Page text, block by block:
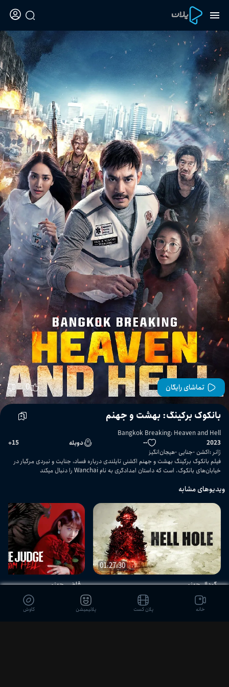
تماشای رایگان 0
بانکوک برکینگ: بهشت و جهنم
Bangkok Breaking: Heaven and Hell
2023
-- دوبله 15
+
ژانر :اکشن جنایی هیجان‌انگیز
فیلم بانکوک برکینگ بهشت و جهنم اکشنی تایلندی درباره فساد، جنایت و نبردی مرگبار در
خیابان‌های بانکوک. است که داستان امدادگری به نام Wanchai را دنبال میکند
ویدیوهای مشابه
01:27:30
گودال جهنمی قاضی جهنمی
خانه پلان کست پلانیمیشن کاوش